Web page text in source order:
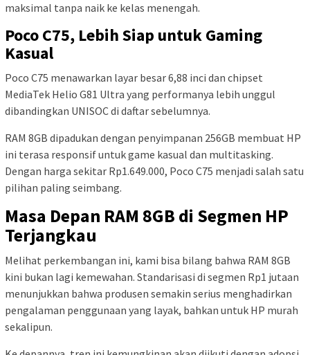
maksimal tanpa naik ke kelas menengah.
Poco C75, Lebih Siap untuk Gaming
Kasual
Poco C75 menawarkan layar besar 6,88 inci dan chipset
MediaTek Helio G81 Ultra yang performanya lebih unggul
dibandingkan UNISOC di daftar sebelumnya.
RAM 8GB dipadukan dengan penyimpanan 256GB membuat HP
ini terasa responsif untuk game kasual dan multitasking.
Dengan harga sekitar Rp1.649.000, Poco C75 menjadi salah satu
pilihan paling seimbang.
Masa Depan RAM 8GB di Segmen HP
Terjangkau
Melihat perkembangan ini, kami bisa bilang bahwa RAM 8GB
kini bukan lagi kemewahan. Standarisasi di segmen Rp1 jutaan
menunjukkan bahwa produsen semakin serius menghadirkan
pengalaman penggunaan yang layak, bahkan untuk HP murah
sekalipun.